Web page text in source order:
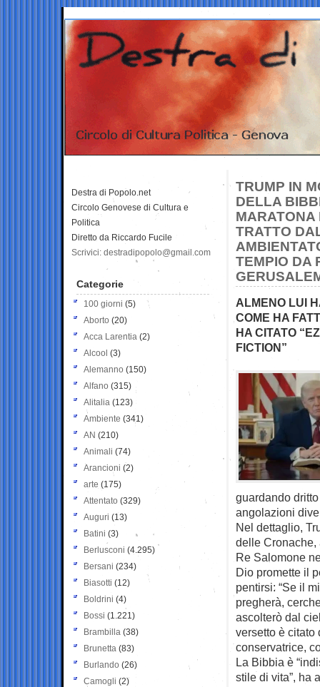
TRUMP IN
DELLA
TRATTO
TEMPIO DA
ALMENO LUI
COME HA
HA CITATO
FICTION”
guardando
angolazioni
Nel dettaglio,
delle Cronache,
Re Salomone
Dio promette il
pentirsi: “Se il
pregherà,
ascolterò dal
versetto è citato
conservatrice,
La Bibbia è
stile di vita”, ha
Destra di Popolo.net
Circolo Genovese di Cultura e
Politica
Diretto da Riccardo Fucile
Scrivici: destradipopolo@gmail.com
Categorie
100 giorni (5)
Aborto (20)
Acca Larentia (2)
Alcool (3)
Alemanno (150)
Alfano (315)
Alitalia (123)
Ambiente (341)
AN (210)
Animali (74)
Arancioni (2)
arte (175)
Attentato (329)
Auguri (13)
Batini (3)
Berlusconi (4.295)
Bersani (234)
Biasotti (12)
Boldrini (4)
Bossi (1.221)
Brambilla (38)
Brunetta (83)
Burlando (26)
Camogli (2)